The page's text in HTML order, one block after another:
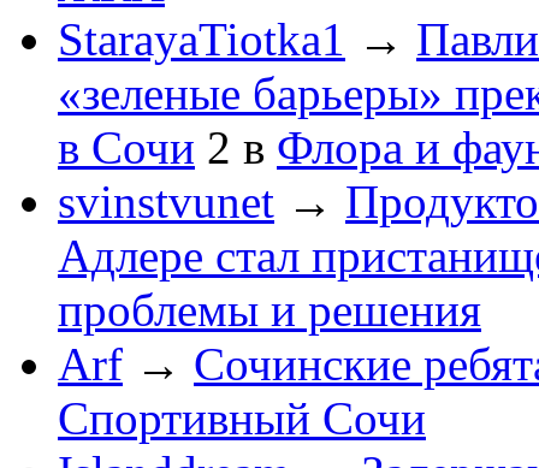
StarayaTiotka1 →
«зеленые барьеры»
в Сочи 2 в Флора и
svinstvunet →
Адлере стал
проблемы и решения
Arf → Сочинские
Спортивный Сочи